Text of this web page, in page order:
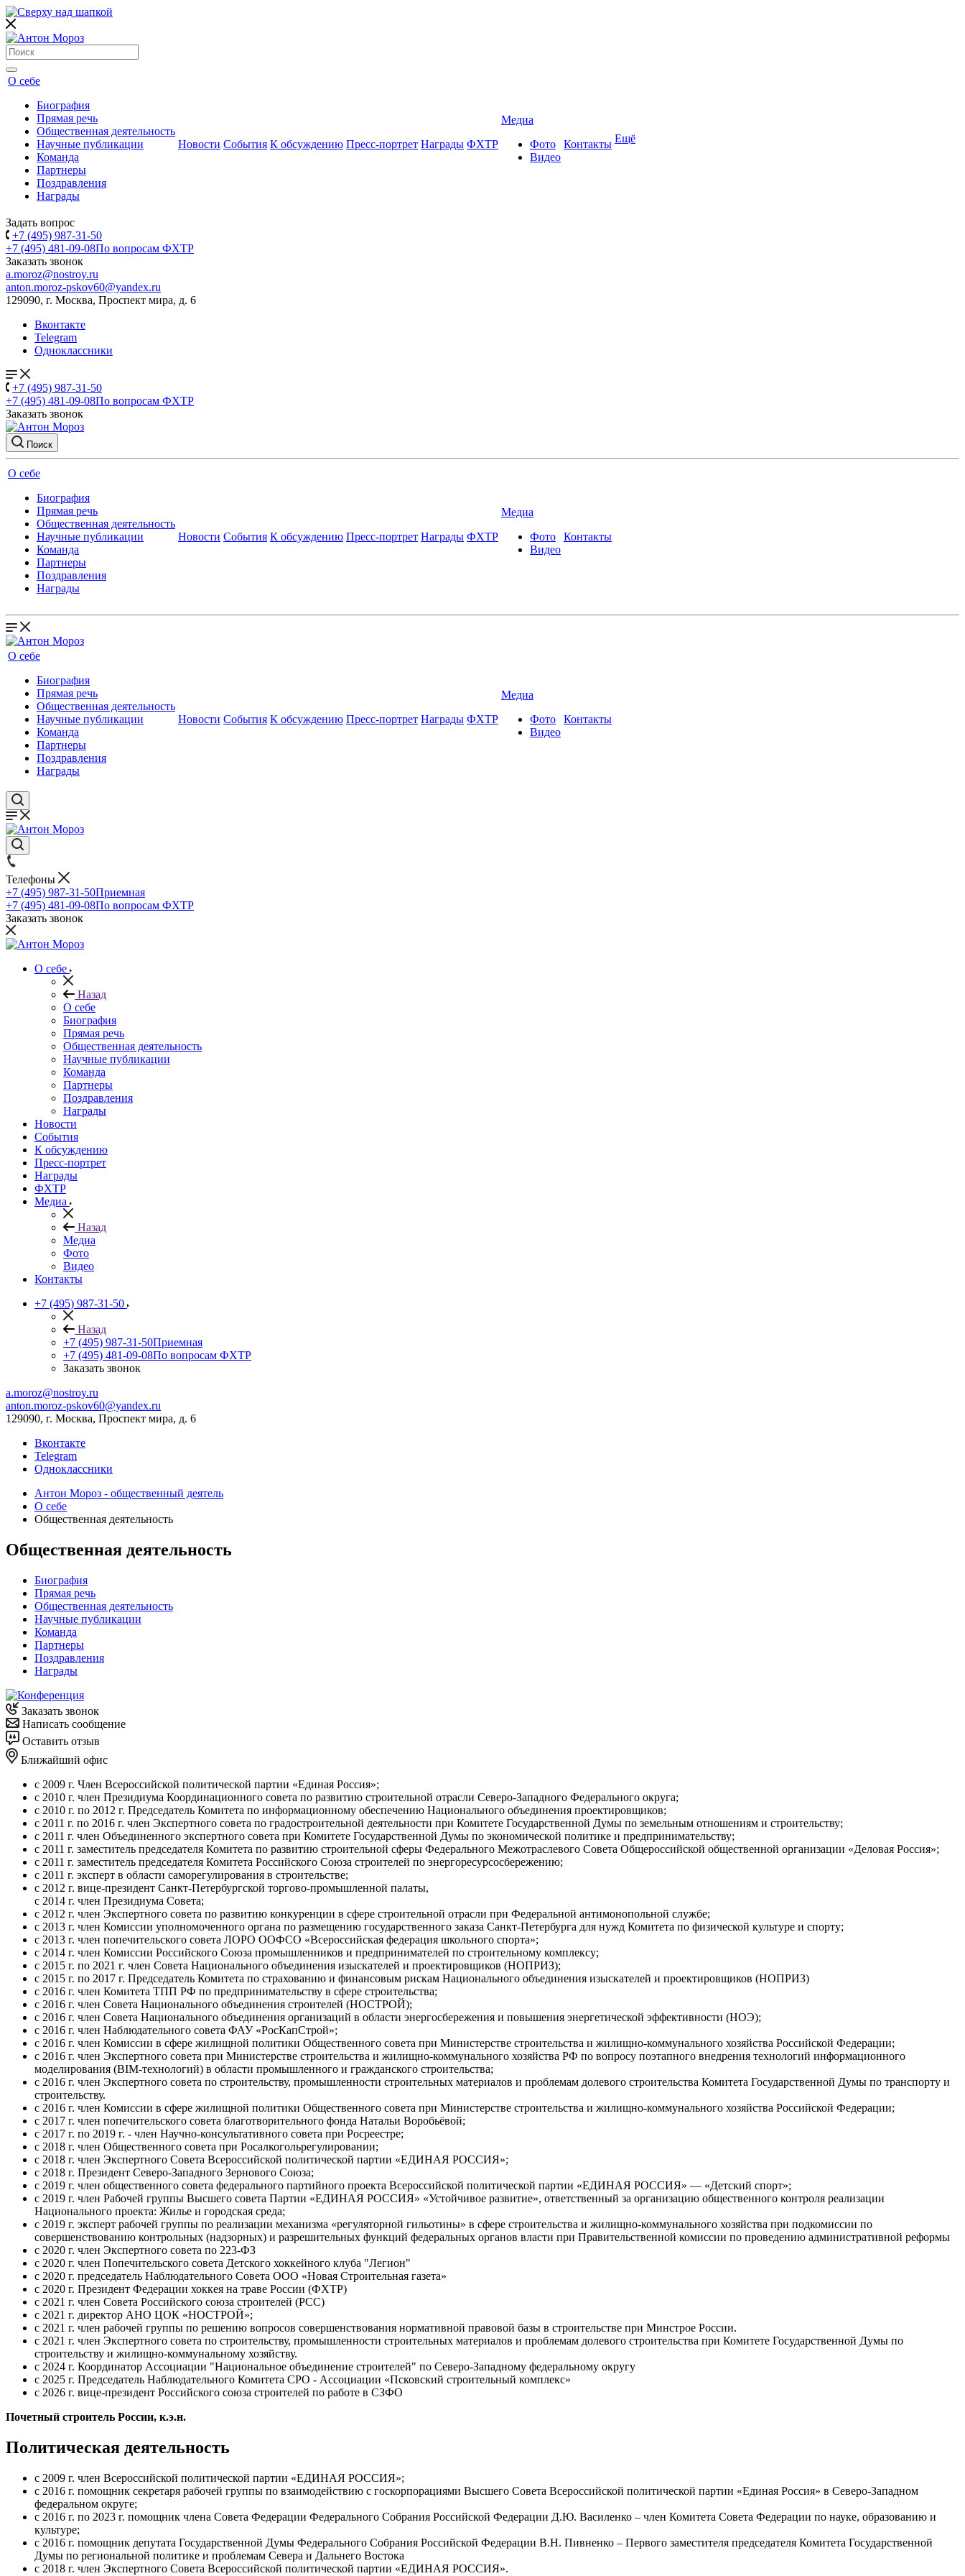
О себе
Биография
Прямая речь
Общественная деятельность
Научные публикации
Команда
Партнеры
Поздравления
Награды
Новости События К обсуждению Пресс-портрет Награды ФХТР
Медиа
Фото
Видео
Контакты Ещё
Задать вопрос
+7 (495) 987-31-50
+7 (495) 481-09-08По вопросам ФХТР
Заказать звонок
a.moroz@nostroy.ru
anton.moroz-pskov60@yandex.ru
129090, г. Москва, Проспект мира, д. 6
Вконтакте
Telegram
Одноклассники
+7 (495) 987-31-50
+7 (495) 481-09-08По вопросам ФХТР
Заказать звонок
Поиск
О себе
Биография
Прямая речь
Общественная деятельность
Научные публикации
Команда
Партнеры
Поздравления
Награды
Новости События К обсуждению Пресс-портрет Награды ФХТР
Медиа
Фото
Видео
Контакты
О себе
Биография
Прямая речь
Общественная деятельность
Научные публикации
Команда
Партнеры
Поздравления
Награды
Новости События К обсуждению Пресс-портрет Награды ФХТР
Медиа
Фото
Видео
Контакты
Телефоны
+7 (495) 987-31-50Приемная
+7 (495) 481-09-08По вопросам ФХТР
Заказать звонок
О себе
Назад
О себе
Биография
Прямая речь
Общественная деятельность
Научные публикации
Команда
Партнеры
Поздравления
Награды
Новости
События
К обсуждению
Пресс-портрет
Награды
ФХТР
Медиа
Назад
Медиа
Фото
Видео
Контакты
+7 (495) 987-31-50
Назад
+7 (495) 987-31-50Приемная
+7 (495) 481-09-08По вопросам ФХТР
Заказать звонок
a.moroz@nostroy.ru
anton.moroz-pskov60@yandex.ru
129090, г. Москва, Проспект мира, д. 6
Вконтакте
Telegram
Одноклассники
Антон Мороз - общественный деятель
О себе
Общественная деятельность
Общественная деятельность
Биография
Прямая речь
Общественная деятельность
Научные публикации
Команда
Партнеры
Поздравления
Награды
Заказать звонок
Написать сообщение
Оставить отзыв
Ближайший офис
с 2009 г. Член Всероссийской политической партии «Единая Россия»;
с 2010 г. член Президиума Координационного совета по развитию строительной отрасли Северо-Западного Федерального округа;
с 2010 г. по 2012 г. Председатель Комитета по информационному обеспечению Национального объединения проектировщиков;
с 2011 г. по 2016 г. член Экспертного совета по градостроительной деятельности при Комитете Государственной Думы по земельным отношениям и строительству;
с 2011 г. член Объединенного экспертного совета при Комитете Государственной Думы по экономической политике и предпринимательству;
с 2011 г. заместитель председателя Комитета по развитию строительной сферы Федерального Межотраслевого Совета Общероссийской общественной организации «Деловая Россия»;
с 2011 г. заместитель председателя Комитета Российского Союза строителей по энергоресурсосбережению;
с 2011 г. эксперт в области саморегулирования в строительстве;
с 2012 г. вице-президент Санкт-Петербургской торгово-промышленной палаты,
с 2014 г. член Президиума Совета;
с 2012 г. член Экспертного совета по развитию конкуренции в сфере строительной отрасли при Федеральной антимонопольной службе;
с 2013 г. член Комиссии уполномоченного органа по размещению государственного заказа Санкт-Петербурга для нужд Комитета по физической культуре и спорту;
с 2013 г. член попечительского совета ЛОРО ООФСО «Всероссийская федерация школьного спорта»;
с 2014 г. член Комиссии Российского Союза промышленников и предпринимателей по строительному комплексу;
с 2015 г. по 2021 г. член Совета Национального объединения изыскателей и проектировщиков (НОПРИЗ);
с 2015 г. по 2017 г. Председатель Комитета по страхованию и финансовым рискам Национального объединения изыскателей и проектировщиков (НОПРИЗ)
с 2016 г. член Комитета ТПП РФ по предпринимательству в сфере строительства;
c 2016 г. член Совета Национального объединения строителей (НОСТРОЙ);
с 2016 г. член Совета Национального объединения организаций в области энергосбережения и повышения энергетической эффективности (НОЭ);
с 2016 г. член Наблюдательного совета ФАУ «РосКапСтрой»;
с 2016 г. член Комиссии в сфере жилищной политики Общественного совета при Министерстве строительства и жилищно-коммунального хозяйства Российской Федерации;
с 2016 г. член Экспертного совета при Министерстве строительства и жилищно-коммунального хозяйства РФ по вопросу поэтапного внедрения технологий информационного
моделирования (BIM-технологий) в области промышленного и гражданского строительства;
с 2016 г. член Экспертного совета по строительству, промышленности строительных материалов и проблемам долевого строительства Комитета Государственной Думы по транспорту и
строительству.
с 2016 г. член Комиссии в сфере жилищной политики Общественного совета при Министерстве строительства и жилищно-коммунального хозяйства Российской Федерации;
с 2017 г. член попечительского совета благотворительного фонда Натальи Воробьёвой;
с 2017 г. по 2019 г. - член Научно-консультативного совета при Росреестре;
с 2018 г. член Общественного совета при Росалкогольрегулировании;
с 2018 г. член Экспертного Совета Всероссийской политической партии «ЕДИНАЯ РОССИЯ»;
с 2018 г. Президент Северо-Западного Зернового Союза;
с 2019 г. член общественного совета федерального партийного проекта Всероссийской политической партии «ЕДИНАЯ РОССИЯ» — «Детский спорт»;
с 2019 г. член Рабочей группы Высшего совета Партии «ЕДИНАЯ РОССИЯ» «Устойчивое развитие», ответственный за организацию общественного контроля реализации
Национального проекта: Жилье и городская среда;
с 2019 г. эксперт рабочей группы по реализации механизма «регуляторной гильотины» в сфере строительства и жилищно-коммунального хозяйства при подкомиссии по
совершенствованию контрольных (надзорных) и разрешительных функций федеральных органов власти при Правительственной комиссии по проведению административной реформы
с 2020 г. член Экспертного совета по 223-ФЗ
c 2020 г. член Попечительского совета Детского хоккейного клуба "Легион"
с 2020 г. председатель Наблюдательного Совета ООО «Новая Строительная газета»
с 2020 г. Президент Федерации хоккея на траве России (ФХТР)
с 2021 г. член Совета Российского союза строителей (РСС)
с 2021 г. директор АНО ЦОК «НОСТРОЙ»;
с 2021 г. член рабочей группы по решению вопросов совершенствования нормативной правовой базы в строительстве при Минстрое России.
с 2021 г. член Экспертного совета по строительству, промышленности строительных материалов и проблемам долевого строительства при Комитете Государственной Думы по
строительству и жилищно-коммунальному хозяйству.
с 2024 г. Координатор Ассоциации "Национальное объединение строителей" по Северо-Западному федеральному округу
с 2025 г. Председатель Наблюдательного Комитета СРО - Ассоциации «Псковский строительный комплекс»
с 2026 г. вице-президент Российского союза строителей по работе в СЗФО
Почетный строитель России, к.э.н.
Политическая деятельность
с 2009 г. член Всероссийской политической партии «ЕДИНАЯ РОССИЯ»;
с 2016 г. помощник секретаря рабочей группы по взаимодействию с госкорпорациями Высшего Совета Всероссийской политической партии «Единая Россия» в Северо-Западном
федеральном округе;
с 2016 г. по 2023 г. помощник члена Совета Федерации Федерального Собрания Российской Федерации Д.Ю. Василенко – член Комитета Совета Федерации по науке, образованию и
культуре;
с 2016 г. помощник депутата Государственной Думы Федерального Собрания Российской Федерации В.Н. Пивненко – Первого заместителя председателя Комитета Государственной
Думы по региональной политике и проблемам Севера и Дальнего Востока
с 2018 г. член Экспертного Совета Всероссийской политической партии «ЕДИНАЯ РОССИЯ».